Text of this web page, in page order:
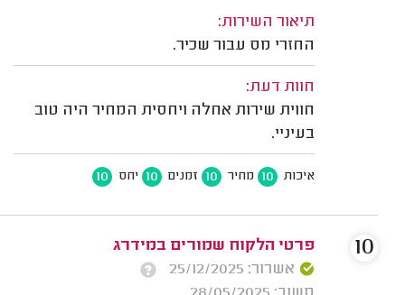
תיאור השירות:
החזרי מס עבור שכיר.
חוות דעת:
חווית שירות אחלה ויחסית המחיר היה טוב
בעיניי.
איכות 10 מחיר 10 זמנים 10 יחס 10
פרטי הלקוח שמורים במידרג
אשרור: 25/12/2025
10